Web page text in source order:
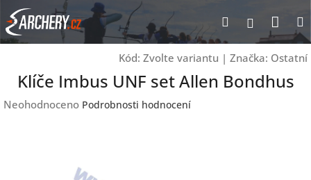
Přejít
na
obsah
Hledat
Kód: Zvolte variantu | Značka: Ostatní
Klíče Imbus UNF set Allen Bondhus
Průměrné
Neohodnoceno Podrobnosti hodnocení